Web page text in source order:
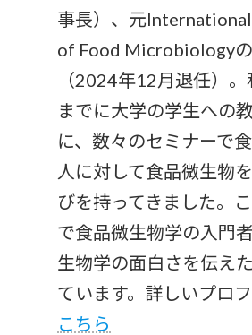
事長）、元
of Food Microbiology
（2024年12月退任）
までに大学の学生への
に、数々のセミナーで
人に対して食品微生物
びを持ってきました。
で食品微生物学の入門
生物学の面白さを伝え
ています。詳しいプロ
こちら